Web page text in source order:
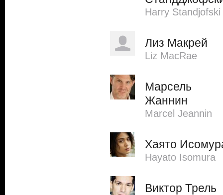
Harry Standjofski
Лиз Макрей
Liz MacRae
Марсель
Жаннин
Marcel Jeannin
Хаято
Hayato Isomura
Виктор Трель